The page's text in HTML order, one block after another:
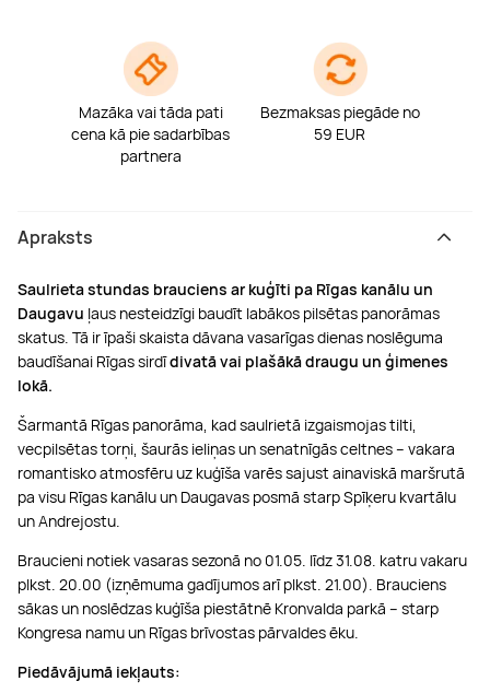
Mazāka vai tāda pati
cena kā pie sadarbības
partnera
Bezmaksas piegāde no
59 EUR
Apraksts
Saulrieta stundas brauciens ar kuģīti pa Rīgas kanālu un
Daugavu ļaus nesteidzīgi baudīt labākos pilsētas panorāmas
skatus. Tā ir īpaši skaista dāvana vasarīgas dienas noslēguma
baudīšanai Rīgas sirdīdivatā vai plašākā draugu un ģimenes
lokā.
Šarmantā Rīgas panorāma, kad saulrietā izgaismojas tilti,
vecpilsētas torņi, šaurās ieliņas un senatnīgās celtnes – vakara
romantisko atmosfēru uz kuģīša varēs sajust ainaviskā maršrutā
pa visu Rīgas kanālu un Daugavas posmā starp Spīķeru kvartālu
un Andrejostu.
Braucieni notiek vasaras sezonā no 01.05. līdz 31.08. katru vakaru
plkst. 20.00 (izņēmuma gadījumos arī plkst. 21.00). Brauciens
sākas un noslēdzas kuģīša piestātnē Kronvalda parkā – starp
Kongresa namu un Rīgas brīvostas pārvaldes ēku.
Piedāvājumā iekļauts: